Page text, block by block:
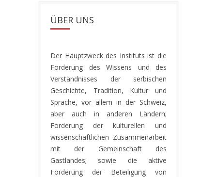
ÜBER UNS
Der Hauptzweck des Instituts ist die
Förderung des Wissens und des
Verständnisses der serbischen
Geschichte, Tradition, Kultur und
Sprache, vor allem in der Schweiz,
aber auch in anderen Ländern;
Förderung der kulturellen und
wissenschaftlichen Zusammenarbeit
mit der Gemeinschaft des
Gastlandes; sowie die aktive
Förderung der Beteiligung von